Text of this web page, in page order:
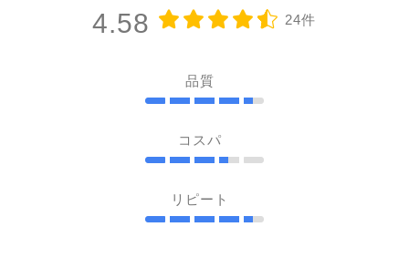
4.58 24件
品質
コスパ
リピート